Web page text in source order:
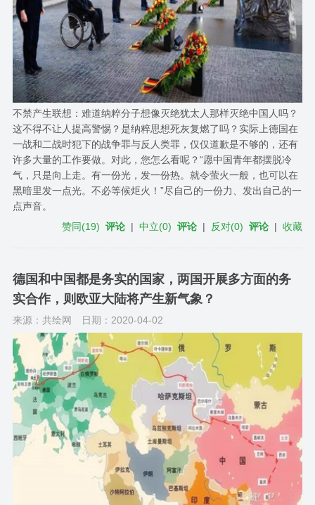
不禁产生联想：难道纳粹分子想像灭绝犹太人那样灭绝中国人吗？
这不得不让人提高警惕？是纳粹思想死灰复燃了吗？实际上德国在
一战和二战时犯下的战争罪与反人类罪，仅仅道歉是不够的，还有
许多大量的工作要做。对此，您怎么看呢？“愿中国青年都摆脱冷
气，只是向上走。有一份光，发一份热。就令萤火一般，也可以在
黑暗里发一点光。不必等候炬火！”尽自己的一份力、发出自己的一
点声音。
赞同(19) 评论 |中立(0) 评论 | 反对(0) 评论 |收藏
德国和中国都是务实的国家，两国开展多方面的务
实合作，则欧亚大陆将产生新气象？
来源：共绘网 日期：2020-04-02